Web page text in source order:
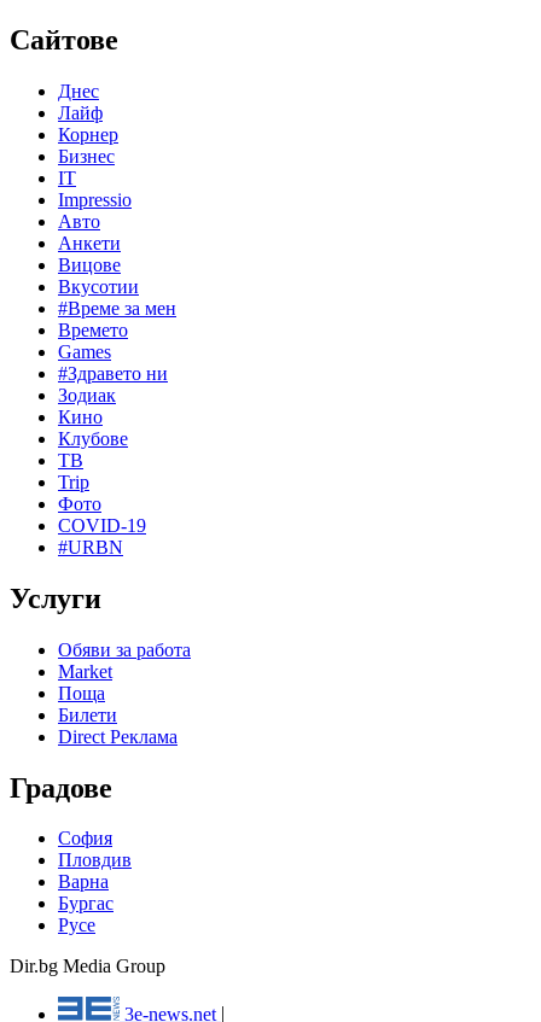
Сайтове
Днес
Лайф
Корнер
Бизнес
IT
Impressio
Авто
Анкети
Вицове
Вкусотии
#Време за мен
Времето
Games
#Здравето ни
Зодиак
Кино
Клубове
ТВ
Trip
Фото
COVID-19
#URBN
Услуги
Обяви за работа
Market
Поща
Билети
Direct Реклама
Градове
София
Пловдив
Варна
Бургас
Русе
Dir.bg Media Group
3e-news.net